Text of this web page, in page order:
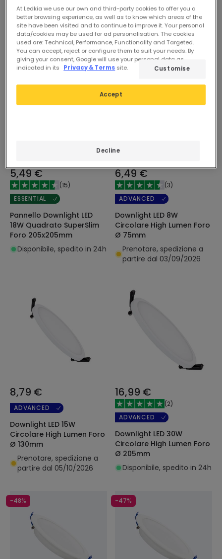
Pannello Downlight LED 6W
Quadrato SuperSlim Foro
105x105mm
Disponibile, spedito in 24h
Pannello Downlight LED
12W Quadrato SuperSlim
Foro 155x155mm
Disponibile, spedito in 24h
5,49 €
(15)
ESSENTIAL
Pannello Downlight LED
18W Quadrato SuperSlim
Foro 205x205mm
Disponibile, spedito in 24h
6,49 €
(3)
ADVANCED
Downlight LED 8W
Circolare High Lumen Foro
Ø 75mm
Prenotare, spedizione a
partire dal 03/09/2026
8,79 €
ADVANCED
Downlight LED 15W
Circolare High Lumen Foro
Ø 130mm
Prenotare, spedizione a
partire dal 05/10/2026
16,99 €
(2)
ADVANCED
Downlight LED 30W
Circolare High Lumen Foro
Ø 205mm
Disponibile, spedito in 24h
-48% -47%
At Ledkia we use our own and third-party cookies to offer you a
better browsing experience, as well as to know which areas of the
site have been visited and to continue to improve it. Your personal
data/cookies may be used for ad personalisation. The cookies
used are: Technical, Performance, Functionality and Targeted.
You can accept, reject or configure them to suit your needs. By
giving your consent, Google will use your personal data as
indicated in its
Privacy & Terms site.
Decline
Accept
Customise